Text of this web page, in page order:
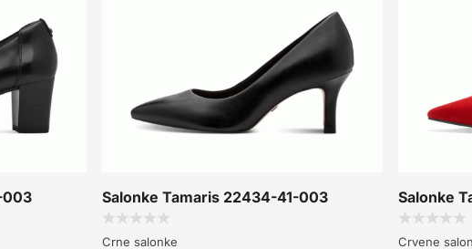
003 Salonke Tamaris 22434-41-003
Crne salonke
Salonke
Crvene